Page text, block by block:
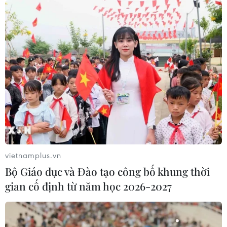
cao tốc xuyên vùng đất đóng băng
vĩnh cửu
06/08/2026 12:35
Trung Quốc vận hành giàn phát điện
gió nổi đầu tiên chịu được bão cấp 17
06/08/2026 11:20
Hàn Quốc xác nhận Triều Tiên
phóng ít nhất 1 tên lửa đạn đạo tầm
06/08/2026 09:41
Quân đội Hàn Quốc thông báo Triều
vietnamplus.vn
Bộ Giáo dục và Đào tạo công bố khung thời
gian cố định từ năm học 2026-2027